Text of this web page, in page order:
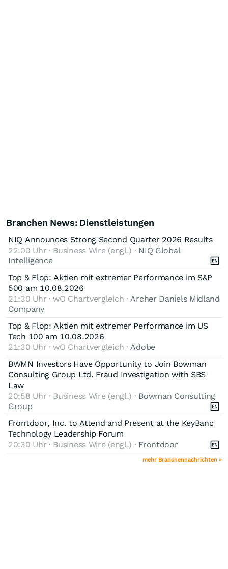
Branchen News: Dienstleistungen
NIQ Announces Strong Second Quarter 2026 Results
22:00 Uhr · Business Wire (engl.) · NIQ Global
Intelligence
Top & Flop: Aktien mit extremer Performance im S&P
500 am 10.08.2026
21:30 Uhr · wO Chartvergleich · Archer Daniels Midland
Company
Top & Flop: Aktien mit extremer Performance im US
Tech 100 am 10.08.2026
21:30 Uhr · wO Chartvergleich · Adobe
BWMN Investors Have Opportunity to Join Bowman
Consulting Group Ltd. Fraud Investigation with SBS
Law
20:58 Uhr · Business Wire (engl.) · Bowman Consulting
Group
Frontdoor, Inc. to Attend and Present at the KeyBanc
Technology Leadership Forum
20:30 Uhr · Business Wire (engl.) · Frontdoor
mehr Branchennachrichten »